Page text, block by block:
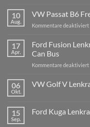
zu
3er
Radio
Tausch
1
DIN
DIN
10
Aug.
VW Passat B6
Kommentare deaktiviert
17
Apr.
Ford Fusion
Can Bus
Kommentare deaktiviert
06
Okt.
VW Golf V
VW
15
Sep.
Ford Kuga